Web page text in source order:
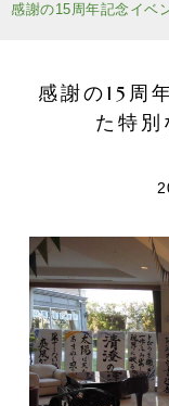
感謝の15周年記念イベ
感謝の15周
た特